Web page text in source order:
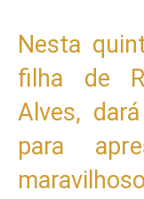
Nesta
filha de
Alves,
para